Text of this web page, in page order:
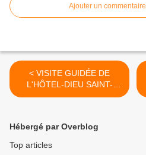
Ajouter un commentaire
< VISITE GUIDÉE DE
L'HÔTEL-DIEU SAINT-
JACQUES À TOULOUSE
Hébergé par Overblog
Top articles